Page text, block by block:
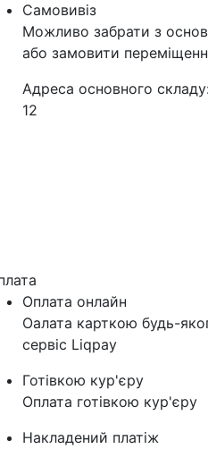
Самовивіз
Можливо забрати з
або замовити
Адреса основного
12
Оплата онлайн
Оалата карткою будь-
сервіс Liqpay
Готівкою кур'єру
Оплата готівкою кур'єру
Накладений платіж